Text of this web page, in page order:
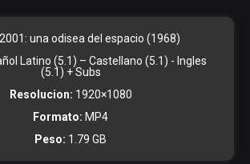
2001: una odisea del espacio (1968)
Latino (5.1) – Castellano (5.1) - Ingles
(5.1) + Subs
Resolucion: 1920×1080
Formato: MP4
Peso: 1.79 GB